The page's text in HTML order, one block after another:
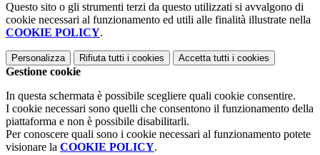
Questo sito o gli strumenti terzi da questo utilizzati si avvalgono di
cookie necessari al funzionamento ed utili alle finalità illustrate nella
COOKIE POLICY.
Personalizza Rifiuta tutti i cookies Accetta tutti i cookies
Gestione cookie
In questa schermata è possibile scegliere quali cookie consentire.
I cookie necessari sono quelli che consentono il funzionamento della
piattaforma e non è possibile disabilitarli.
Per conoscere quali sono i cookie necessari al funzionamento potete
visionare la COOKIE POLICY.